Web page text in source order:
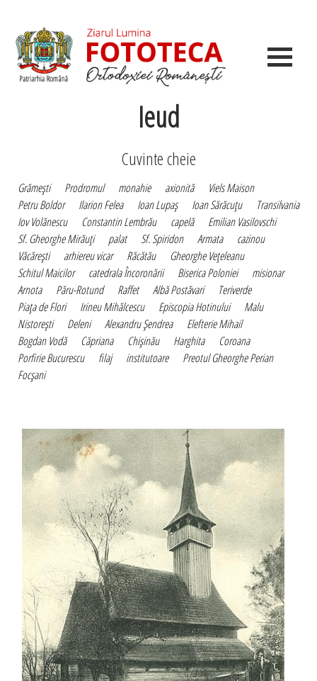
Ieud
Cuvinte cheie
Grămeşti Prodromul monahie axionită
Viels Maison
Petru Boldor
Ilarion Felea Ioan Lupaş Ioan Sărăcuţu
Transilvania
Iov Volănescu
Constantin Lembrău capelă
Emilian Vasilovschi
Sf. Gheorghe Mirăuţi
palat Sf. Spiridon Armata
cazinou
Văcăreşti
arhiereu vicar Răcătău
Gheorghe Veţeleanu
Schitul Maicilor
catedrala Încoronării Biserica Poloniei
misionar
Arnota
Păru-Rotund Raffet Albă Postăvari
Teriverde
Piaţa de Flori
Irineu Mihălcescu Episcopia Hotinului
Malu
Nistoreşti
Deleni Alexandru Şendrea
Elefterie Mihail
Bogdan Vodă
Căpriana Chişinău Harghita
Coroana
Porfirie Bucurescu
filaj institutoare
Preotul Gheorghe Perian
Focşani